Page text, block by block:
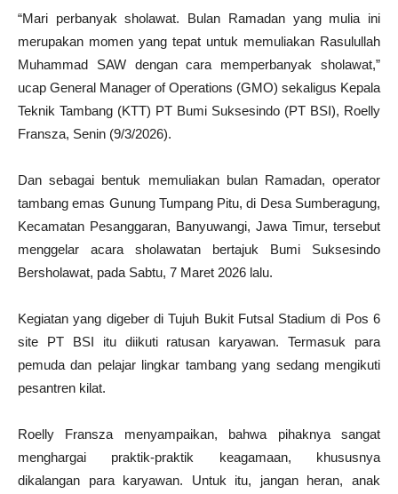
“Mari perbanyak sholawat. Bulan Ramadan yang mulia ini
merupakan momen yang tepat untuk memuliakan Rasulullah
Muhammad SAW dengan cara memperbanyak sholawat,”
ucap General Manager of Operations (GMO) sekaligus Kepala
Teknik Tambang (KTT) PT Bumi Suksesindo (PT BSI), Roelly
Fransza, Senin (9/3/2026).
Dan sebagai bentuk memuliakan bulan Ramadan, operator
tambang emas Gunung Tumpang Pitu, di Desa Sumberagung,
Kecamatan Pesanggaran, Banyuwangi, Jawa Timur, tersebut
menggelar acara sholawatan bertajuk Bumi Suksesindo
Bersholawat, pada Sabtu, 7 Maret 2026 lalu.
Kegiatan yang digeber di Tujuh Bukit Futsal Stadium di Pos 6
site PT BSI itu diikuti ratusan karyawan. Termasuk para
pemuda dan pelajar lingkar tambang yang sedang mengikuti
pesantren kilat.
Roelly Fransza menyampaikan, bahwa pihaknya sangat
menghargai praktik-praktik keagamaan, khususnya
dikalangan para karyawan. Untuk itu, jangan heran, anak